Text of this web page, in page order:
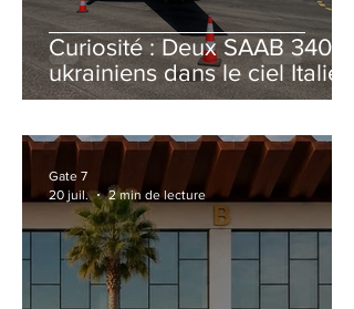
Curiosité : Deux SAAB 340B
ukrainiens dans le ciel Italien
cet été
Gate 7
20 juil.
2 min de lecture